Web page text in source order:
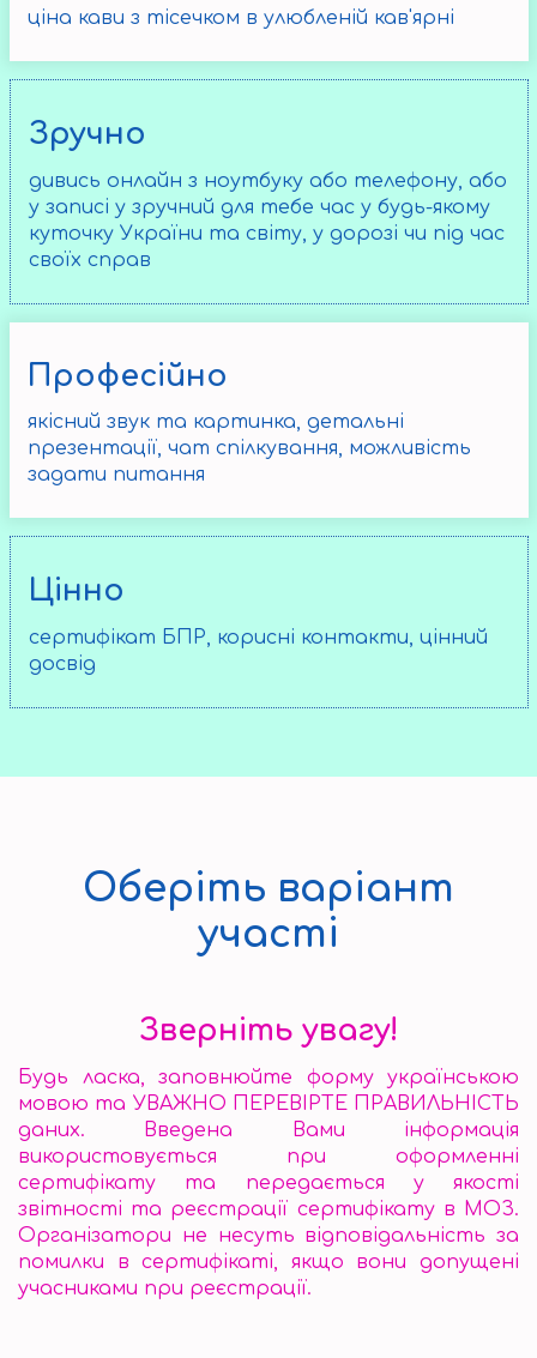
ціна кави з тісечком в улюбленій кав'ярні
Зручно
дивись онлайн з ноутбуку або телефону, або
у записі у зручний для тебе час у будь-якому
куточку України та світу, у дорозі чи під час
своїх справ
Професійно
якісний звук та картинка, детальні
презентації, чат спілкування, можливість
задати питання
Цінно
сертифікат БПР, корисні контакти, цінний
досвід
Оберіть варіант
участі
Зверніть увагу!
Будь ласка, заповнюйте форму українською
мовою та УВАЖНО ПЕРЕВІРТЕ ПРАВИЛЬНІСТЬ
даних. Введена Вами інформація
використовується при оформленні
сертифікату та передається у якості
звітності та реєстрації сертифікату в МОЗ.
Організатори не несуть відповідальність за
помилки в сертифікаті, якщо вони допущені
учасниками при реєстрації.